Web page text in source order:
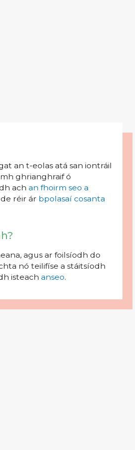
an t-eolas atá san iontráil
ghrianghraif ó
ach an fhoirm seo a
réir ár bpolasaí cosanta
agus ar foilsíodh do
nó teilifíse a stáitsíodh
isteach anseo.